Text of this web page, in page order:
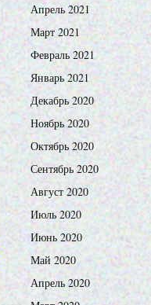
Апрель 2021
Март 2021
Февраль 2021
Январь 2021
Декабрь 2020
Ноябрь 2020
Октябрь 2020
Сентябрь 2020
Август 2020
Июль 2020
Июнь 2020
Май 2020
Апрель 2020